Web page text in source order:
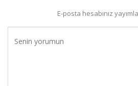
E-posta hesabınız